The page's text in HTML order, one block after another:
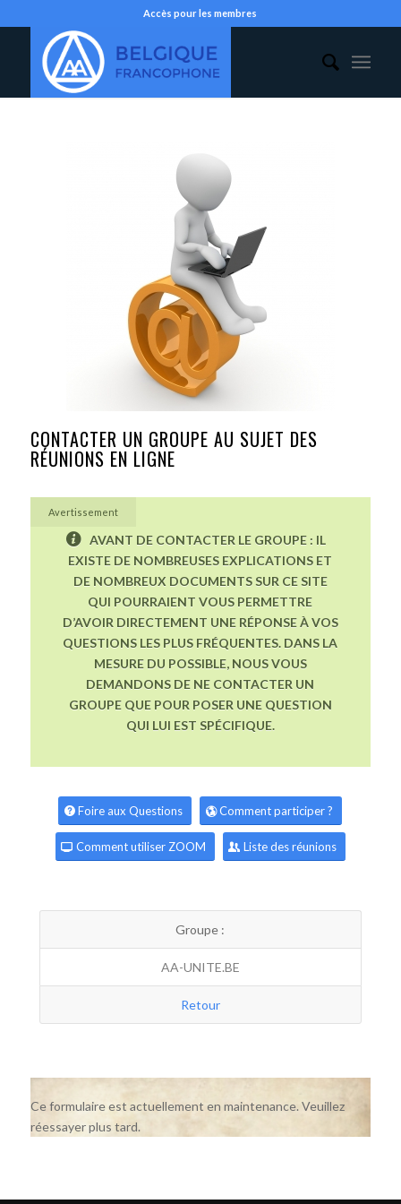
Accès pour les membres
CONTACTER UN GROUPE AU SUJET DES
RÉUNIONS EN LIGNE
Avertissement
AVANT DE CONTACTER LE GROUPE : IL
EXISTE DE NOMBREUSES EXPLICATIONS ET
DE NOMBREUX DOCUMENTS SUR CE SITE
QUI POURRAIENT VOUS PERMETTRE
D’AVOIR DIRECTEMENT UNE RÉPONSE À VOS
QUESTIONS LES PLUS FRÉQUENTES. DANS LA
MESURE DU POSSIBLE, NOUS VOUS
DEMANDONS DE NE CONTACTER UN
GROUPE QUE POUR POSER UNE QUESTION
QUI LUI EST SPÉCIFIQUE.
Foire aux Questions Comment participer ?
Comment utiliser ZOOM Liste des réunions
Groupe :
AA-UNITE.BE
Retour
Ce formulaire est actuellement en maintenance. Veuillez
réessayer plus tard.